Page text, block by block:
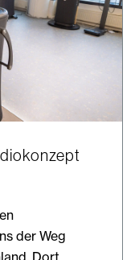
der Weg
Dort